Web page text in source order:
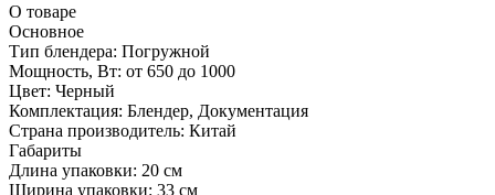
О товаре
Основное
Тип блендера: Погружной
Мощность, Вт: от 650 до 1000
Цвет: Черный
Комплектация: Блендер, Документация
Страна производитель: Китай
Габариты
Длина упаковки: 20 см
Ширина упаковки: 33 см